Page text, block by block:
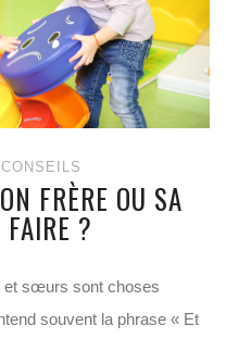
CONSEILS
FRÈRE OU SA
?
et sœurs sont choses
souvent la phrase « Et